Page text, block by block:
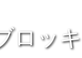
ロッ